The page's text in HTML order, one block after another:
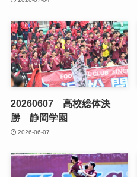
20260607 高校総体決
勝 静岡学園
2026-06-07